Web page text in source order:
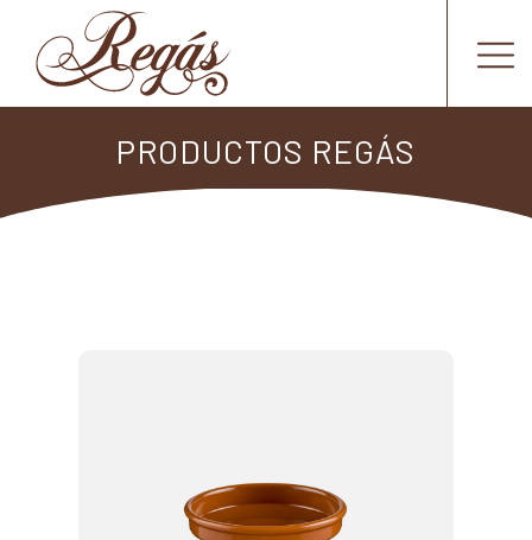
PRODUCTOS REGÁS